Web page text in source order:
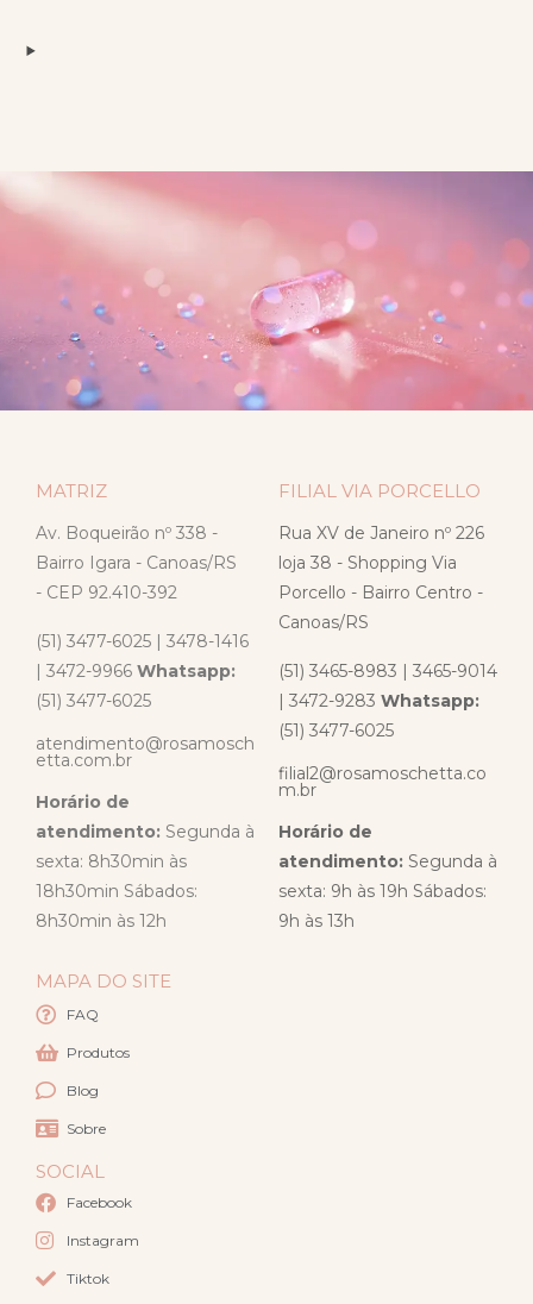
MATRIZ
Av. Boqueirão nº 338 -
Bairro Igara - Canoas/RS
- CEP 92.410-392
(51) 3477-6025 | 3478-1416
| 3472-9966 Whatsapp:
(51) 3477-6025
atendimento@rosamosch
etta.com.br
Horário de
atendimento: Segunda à
sexta: 8h30min às
18h30min Sábados:
8h30min às 12h
FILIAL VIA PORCELLO
Rua XV de Janeiro nº 226
loja 38 - Shopping Via
Porcello - Bairro Centro -
Canoas/RS
(51) 3465-8983 | 3465-9014
| 3472-9283 Whatsapp:
(51) 3477-6025
filial2@rosamoschetta.co
m.br
Horário de
atendimento: Segunda à
sexta: 9h às 19h Sábados:
9h às 13h
MAPA DO SITE
FAQ
Produtos
Blog
Sobre
SOCIAL
Facebook
Instagram
Tiktok